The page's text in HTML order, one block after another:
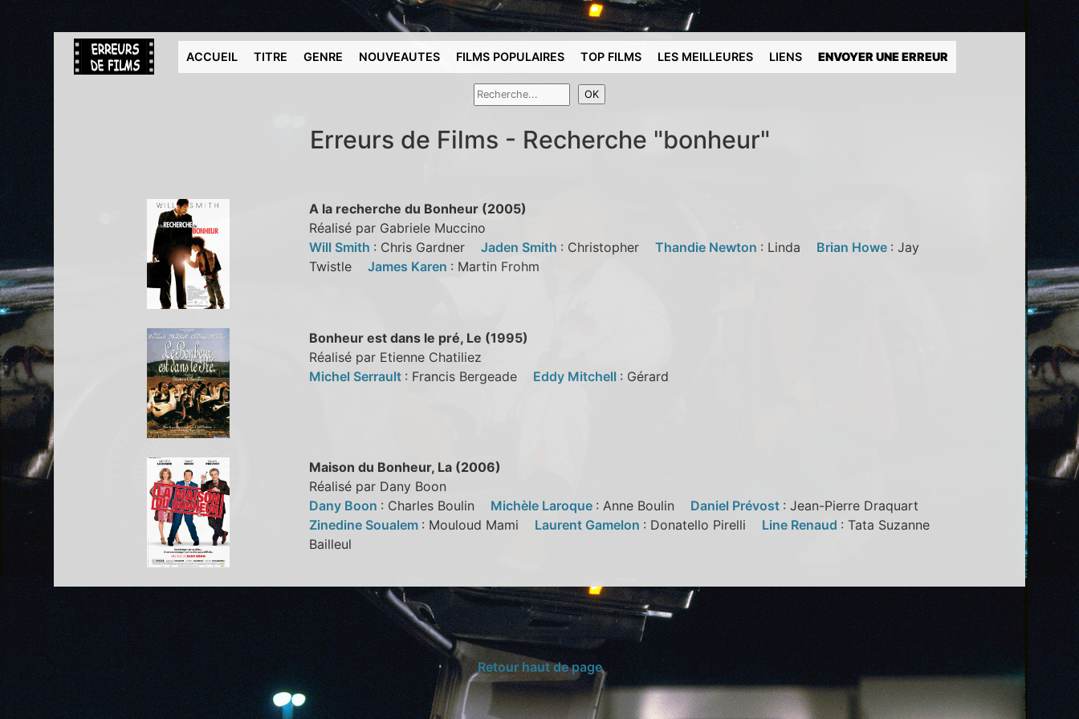
ACCUEIL TITRE GENRE NOUVEAUTES FILMS POPULAIRES TOP FILMS LES MEILLEURES LIENS ENVOYER UNE ERREUR
Erreurs de Films - Recherche "bonheur"
A la recherche du Bonheur (2005)
Réalisé par Gabriele Muccino
Will Smith : Chris Gardner Jaden Smith : Christopher Thandie Newton : Linda Brian Howe : Jay
Twistle James Karen : Martin Frohm
Bonheur est dans le pré, Le (1995)
Réalisé par Etienne Chatiliez
Michel Serrault : Francis Bergeade Eddy Mitchell : Gérard
Maison du Bonheur, La (2006)
Réalisé par Dany Boon
Dany Boon : Charles Boulin Michèle Laroque : Anne Boulin Daniel Prévost : Jean-Pierre Draquart
Zinedine Soualem : Mouloud Mami Laurent Gamelon : Donatello Pirelli Line Renaud : Tata Suzanne
Bailleul
Retour haut de page